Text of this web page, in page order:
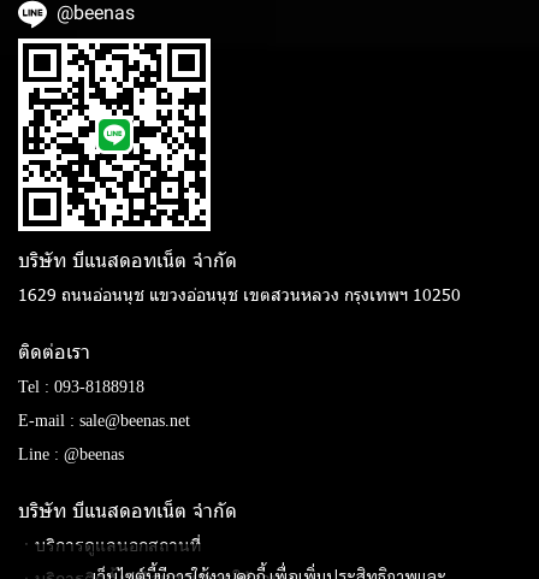
@beenas
บริษัท บีแนสดอทเน็ต จํากัด
1629 ถนนอ่อนนุช แขวงอ่อนนุช เขตสวนหลวง กรุงเทพฯ 10250
ติดต่อเรา
Tel : 093-8188918
E-mail : sale@beenas.net
Line : @beenas
บริษัท บีแนสดอทเน็ต จํากัด
ㆍบริการดูแลนอกสถานที่